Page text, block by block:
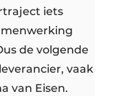
iets
de volgende
vaak
van Eisen.